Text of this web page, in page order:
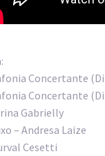
Concertante
Concertante
Gabrielly
– Andresa Laize
Cesetti